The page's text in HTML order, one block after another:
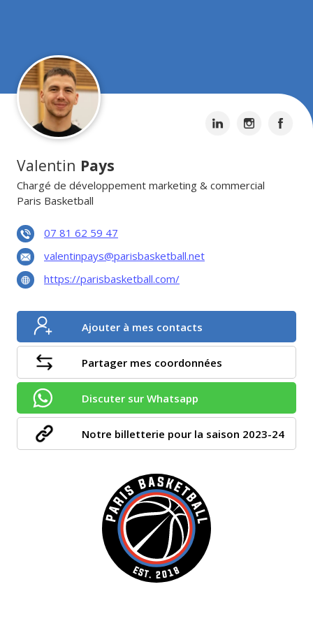
Valentin Pays
Chargé de développement marketing & commercial
Paris Basketball
07 81 62 59 47
valentinpays@parisbasketball.net
https://parisbasketball.com/
Ajouter à mes contacts
Partager mes coordonnées
Discuter sur Whatsapp
Notre billetterie pour la saison 2023-24